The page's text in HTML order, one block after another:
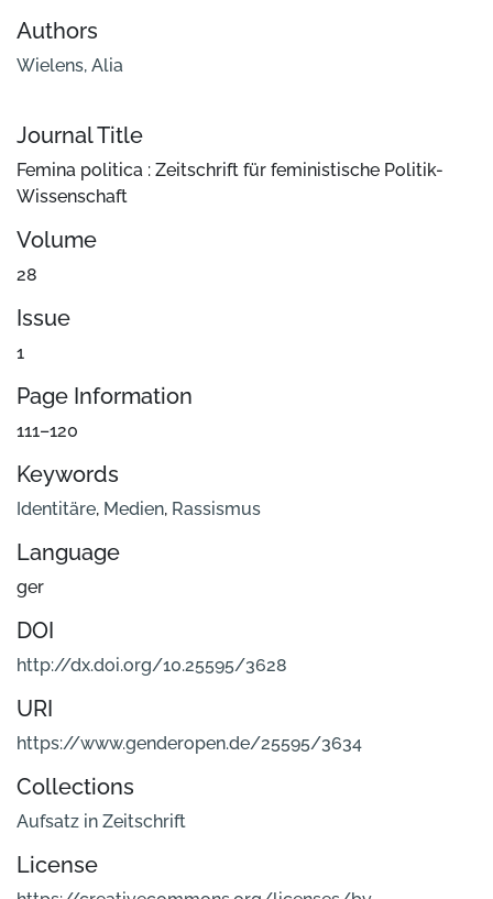
Authors
Wielens, Alia
Journal Title
Femina politica : Zeitschrift für feministische Politik-
Wissenschaft
Volume
28
Issue
1
Page Information
111–120
Keywords
Identitäre, Medien, Rassismus
Language
ger
DOI
http://dx.doi.org/10.25595/3628
URI
https://www.genderopen.de/25595/3634
Collections
Aufsatz in Zeitschrift
License